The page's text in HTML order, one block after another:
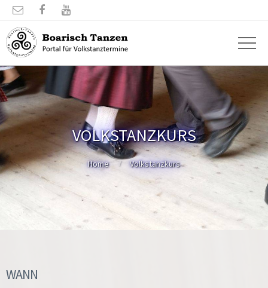
  
VOLKSTANZKURS
Home Volkstanzkurs
WANN